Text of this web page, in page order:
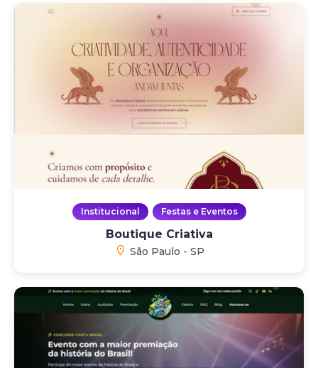
Institucional Festas e Eventos
Boutique Criativa
São Paulo - SP